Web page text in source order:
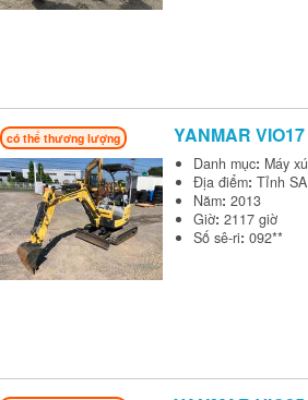
có thể thương lượng YANMARVIO17
Danh mục: Máy
Địa điểm:Tỉnh
Năm:2013
Giờ:2117 giờ
Số sê-ri:092**